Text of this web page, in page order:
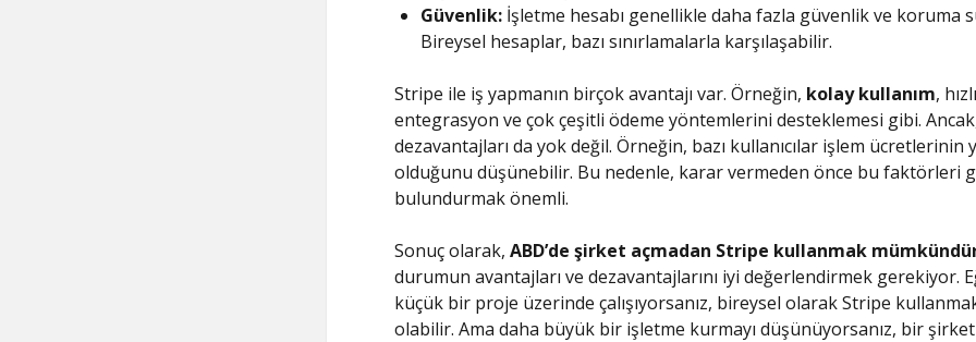
Güvenlik:İşletme hesabı genellikle daha fazla güvenlik ve koruma
Bireysel hesaplar, bazı sınırlamalarla karşılaşabilir.
Stripe ile iş yapmanın birçok avantajı var. Örneğin, kolay kullanım, hızlı
entegrasyon ve çok çeşitli ödeme yöntemlerini desteklemesi gibi.
dezavantajları da yok değil. Örneğin, bazı kullanıcılar işlem ücretlerinin
olduğunu düşünebilir. Bu nedenle, karar vermeden önce bu faktörleri
bulundurmak önemli.
Sonuç olarak, ABD’de şirket açmadan Stripe kullanmak
durumun avantajları ve dezavantajlarını iyi değerlendirmek gerekiyor.
küçük bir proje üzerinde çalışıyorsanız, bireysel olarak Stripe
olabilir. Ama daha büyük bir işletme kurmayı düşünüyorsanız, bir şirket